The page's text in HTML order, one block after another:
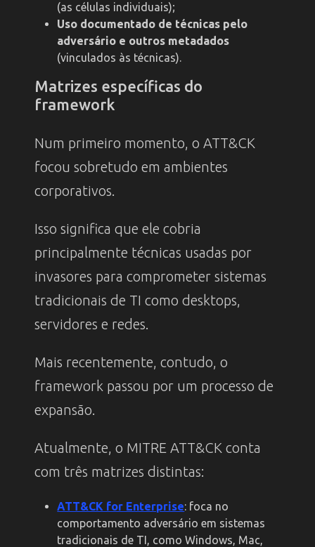
(as células individuais);
Uso documentado de técnicas pelo
adversário e outros metadados
(vinculados às técnicas).
Matrizes específicas do
framework
Num primeiro momento, o ATT&CK
focou sobretudo em ambientes
corporativos.
Isso significa que ele cobria
principalmente técnicas usadas por
invasores para comprometer sistemas
tradicionais de TI como desktops,
servidores e redes.
Mais recentemente, contudo, o
framework passou por um processo de
expansão.
Atualmente, o MITRE ATT&CK conta
com três matrizes distintas:
ATT&CK for Enterprise: foca no
comportamento adversário em sistemas
tradicionais de TI, como Windows, Mac,